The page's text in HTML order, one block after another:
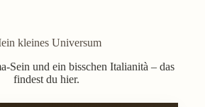
kleines Universum
Sein und ein bisschen Italianità – das
findest du hier.